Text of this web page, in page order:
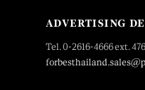
ADVERTISING
Tel. 0-2616-4666 ext.